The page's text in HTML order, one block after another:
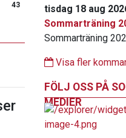
43
tisdag 18 aug
Sommarträning
Sommarträning
Visa fler
FÖLJ OSS PÅ
MEDIER